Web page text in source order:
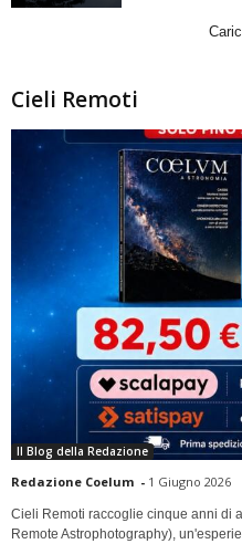
Cieli Remoti
Il Blog della Redazione
Redazione Coelum - 1 Giugno 2026
Cieli Remoti raccoglie cinque anni di
Remote Astrophotography),